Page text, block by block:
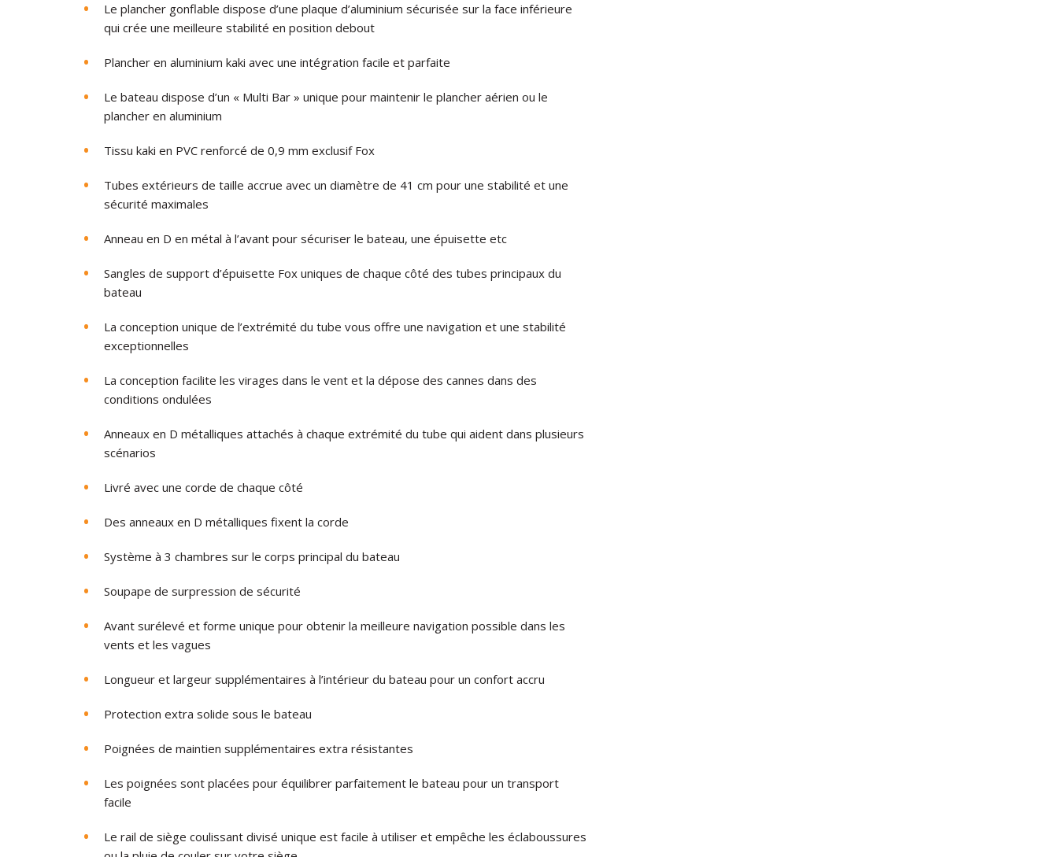
Le plancher gonflable dispose d’une plaque d’aluminium sécurisée sur la face inférieure
qui crée une meilleure stabilité en position debout
Plancher en aluminium kaki avec une intégration facile et parfaite
Le bateau dispose d’un « Multi Bar » unique pour maintenir le plancher aérien ou le
plancher en aluminium
Tissu kaki en PVC renforcé de 0,9 mm exclusif Fox
Tubes extérieurs de taille accrue avec un diamètre de 41 cm pour une stabilité et une
sécurité maximales
Anneau en D en métal à l’avant pour sécuriser le bateau, une épuisette etc
Sangles de support d’épuisette Fox uniques de chaque côté des tubes principaux du
bateau
La conception unique de l’extrémité du tube vous offre une navigation et une stabilité
exceptionnelles
La conception facilite les virages dans le vent et la dépose des cannes dans des
conditions ondulées
Anneaux en D métalliques attachés à chaque extrémité du tube qui aident dans plusieurs
scénarios
Livré avec une corde de chaque côté
Des anneaux en D métalliques fixent la corde
Système à 3 chambres sur le corps principal du bateau
Soupape de surpression de sécurité
Avant surélevé et forme unique pour obtenir la meilleure navigation possible dans les
vents et les vagues
Longueur et largeur supplémentaires à l’intérieur du bateau pour un confort accru
Protection extra solide sous le bateau
Poignées de maintien supplémentaires extra résistantes
Les poignées sont placées pour équilibrer parfaitement le bateau pour un transport
facile
Le rail de siège coulissant divisé unique est facile à utiliser et empêche les éclaboussures